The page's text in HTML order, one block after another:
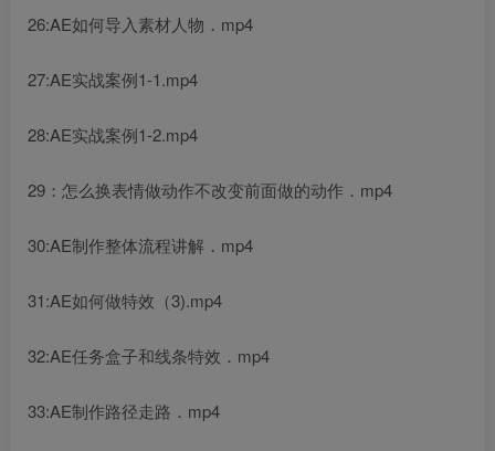
26:AE如何导入素材人物．mp4
27:AE实战案例1-1.mp4
28:AE实战案例1-2.mp4
29：怎么换表情做动作不改变前面做的动作．mp4
30:AE制作整体流程讲解．mp4
31:AE如何做特效（3).mp4
32:AE任务盒子和线条特效．mp4
33:AE制作路径走路．mp4